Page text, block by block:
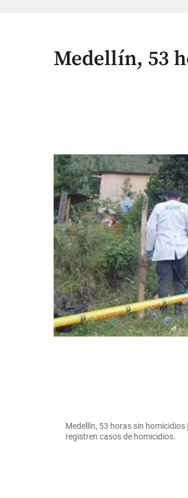
Medellín, 53
Medellín, 53 horas sin
registren casos de homicidios.